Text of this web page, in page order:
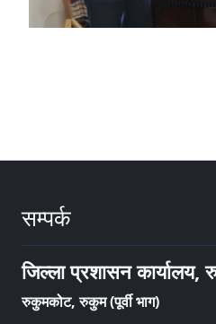
सम्पर्क
जिल्ला प्रशासन कार्यालय,
रुकुमकोट, रुकुम (पूर्वी भाग)